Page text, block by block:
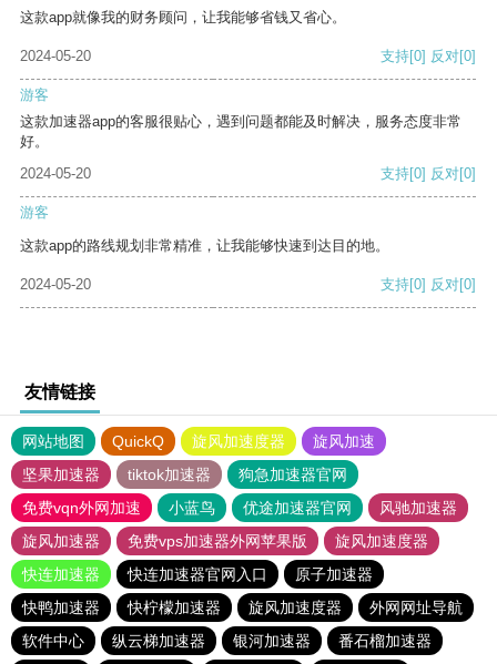
这款app就像我的财务顾问，让我能够省钱又省心。
2024-05-20 支持[0] 反对[0]
游客
这款加速器app的客服很贴心，遇到问题都能及时解决，服务态度非常
好。
2024-05-20
支持[0] 反对[0]
游客
这款app的路线规划非常精准，让我能够快速到达目的地。
2024-05-20 支持[0] 反对[0]
友情链接
网站地图 QuickQ 旋风加速度器
旋风加速
坚果加速器
tiktok加速器
狗急加速器官网
免费vqn外网加速
小蓝鸟 优途加速器官网
风驰加速器
旋风加速器
免费vps加速器外网苹果版
旋风加速度器
快连加速器
快连加速器官网入口
原子加速器
快鸭加速器
快柠檬加速器 旋风加速度器
外网网址导航
软件中心
纵云梯加速器 银河加速器
番石榴加速器